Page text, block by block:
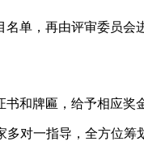
单，再由评审委员会
和牌匾，给予相应奖
对一指导，全方位筹